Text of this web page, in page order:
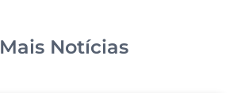
Mais Notícias